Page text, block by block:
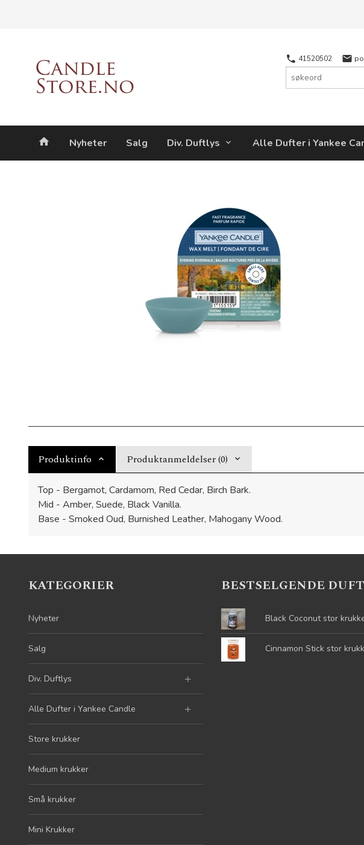
41520502
Produkter
Nyheter Salg Div. Duftlys Alle Dufter i Yankee
Produktinfo Produktanmeldelser (0)
Top - Bergamot, Cardamom, Red Cedar, Birch Bark.
Mid - Amber, Suede, Black Vanilla.
Base - Smoked Oud, Burnished Leather, Mahogany Wood.
KATEGORIER
Nyheter
Salg
Div. Duftlys
Alle Dufter i Yankee Candle
Store krukker
Medium krukker
Små krukker
Mini Krukker
BESTSELGENDE
Black Coconut stor
Cinnamon Stick stor